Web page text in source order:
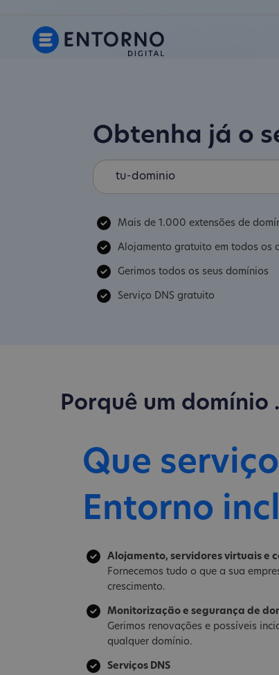
Obtenha já o
Mais de 1.000 extensões de
Alojamento gratuito em todos os
Gerimos todos os seus domínios
Serviço DNS gratuito
Porquê um domínio
Que
Entorno
Alojamento, servidores virtuais e
Fornecemos tudo o que a sua
crescimento.
Monitorização e segurança de
Gerimos renovações e possíveis
qualquer domínio.
Serviços DNS